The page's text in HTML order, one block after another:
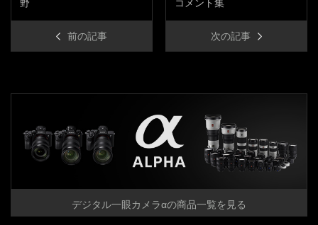
野
前の記事
コメント集
次の記事
デジタル一眼カメラαの商品一覧を見る